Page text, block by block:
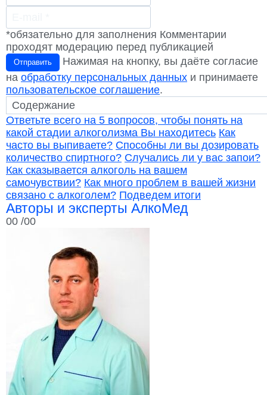
*обязательно для заполнения Комментарии
проходят модерацию перед публикацией
Отправить
Нажимая на кнопку, вы даёте согласие
на обработку персональных данных и принимаете
пользовательское соглашение.
Ответьте всего на 5 вопросов, чтобы понять на
какой стадии алкоголизма Вы находитесь Как
часто вы выпиваете? Способны ли вы дозировать
количество спиртного? Случались ли у вас запои?
Как сказывается алкоголь на вашем
самочувствии? Как много проблем в вашей жизни
связано с алкоголем? Подведем итоги
Авторы и эксперты АлкоМед
00 /00